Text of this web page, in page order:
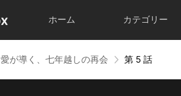
ホーム カテゴリー
愛が導く、七年越しの再会 第 5 話